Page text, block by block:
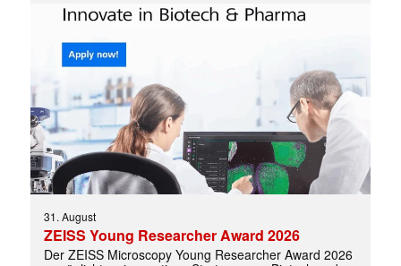
✕
31. August
ZEISS Young Researcher Award 2026
Der ZEISS Microscopy Young Researcher Award 2026